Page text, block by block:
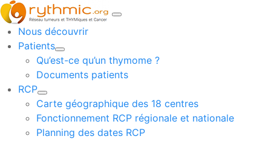
Nous découvrir
Patients
Qu’est-ce qu’un thymome ?
Documents patients
RCP
Carte géographique des 18 centres
Fonctionnement RCP régionale et nationale
Planning des dates RCP